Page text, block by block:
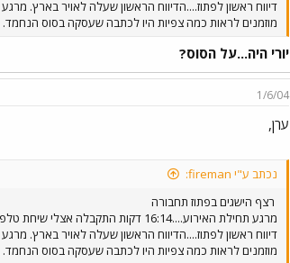
מוזמנים לראות כמה צפיות היו לכתבה שעסקה בסוס הנחמד.
יורי היה...על הסוס?
1/6/04
ערן,
נכתב ע"י fireman:
רצף הישגים בפתוז תחבורה
מוזמנים לראות כמה צפיות היו לכתבה שעסקה בסוס הנחמד.